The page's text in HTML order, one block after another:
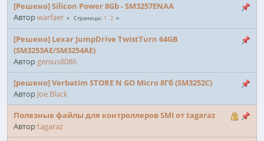
[Решено] Silicon Power 8Gb - SM3257ENAA
Авторwarfaer Страницы 1 2
[Решено] Lexar JumpDrive TwistTurn 64GB
(SM3253AE/SM3254AE)
Автор genius8086
[решено] Verbatim STORE N GO Micro 8Гб (SM3252C)
Автор Joe Black
Полезные файлы для контроллеров SMI от tagaraz
Авторtagaraz